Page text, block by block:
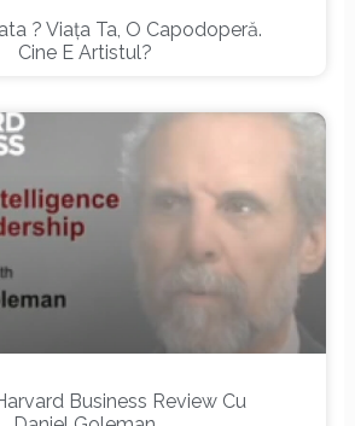
? Viaţa Ta, O Capodoperă.
Cine E Artistul?
Business Review Cu